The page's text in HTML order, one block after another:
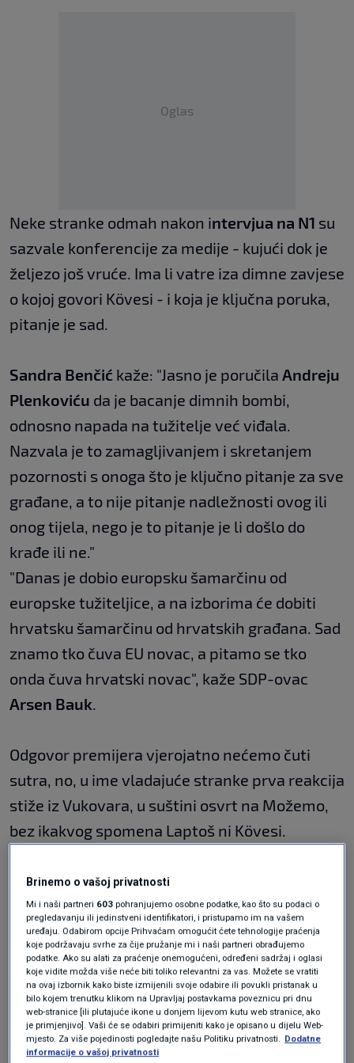
Oglas
Neke stranke odmah nakon intervjua na N1 su
sazvale konferencije za medije - kujući dok je
željezo još vruće. Ima li vatre iza dimne zavjese
o kojoj govori Kövesi - i koja je ključna poruka,
pitanje je sad.
Sandra Benčić kaže: "Jasno je poručila Andreju
Plenkoviću da je bacanje dimnih bombi,
odnosno napada na tužitelje već viđala.
Nazvala je to zamagljivanjem i skretanjem
pozornosti s onoga što je ključno pitanje za sve
građane, a to nije pitanje nadležnosti ovog ili
onog tijela, nego je to pitanje je li došlo do
krađe ili ne."
"Danas je dobio europsku šamarčinu od
europske tužiteljice, a na izborima će dobiti
hrvatsku šamarčinu od hrvatskih građana. Sad
znamo tko čuva EU novac, a pitamo se tko
onda čuva hrvatski novac", kaže SDP-ovac
Arsen Bauk.
Odgovor premijera vjerojatno nećemo čuti
sutra, no, u ime vladajuće stranke prva reakcija
stiže iz Vukovara, u suštini osvrt na Možemo,
bez ikakvog spomena Laptoš ni Kövesi.
"To što tražimo da svaka institucija radi
sukladno svome djelokrugu, odnosno da
državne institucije gledaju ukoliko je došlo do
štete za državni proračun, europske ukoliko je
došlo do štete za europski proračun, pokazuje
samo da želimo da se svaka eventualna
zloporaba istraži do kraja", poručuje HDZ-ovac
Nikola Mažar.
Brinemo o vašoj privatnosti
Mi i naši partneri 603 pohranjujemo osobne podatke, kao što su podaci o
pregledavanju ili jedinstveni identifikatori, i pristupamo im na vašem
uređaju. Odabirom opcije Prihvaćam omogućit ćete tehnologije praćenja
koje podržavaju svrhe za čije pružanje mi i naši partneri obrađujemo
podatke. Ako su alati za praćenje onemogućeni, određeni sadržaj i oglasi
koje vidite možda više neće biti toliko relevantni za vas. Možete se vratiti
na ovaj izbornik kako biste izmijenili svoje odabire ili povukli pristanak u
bilo kojem trenutku klikom na Upravljaj postavkama poveznicu pri dnu
web-stranice [ili plutajuće ikone u donjem lijevom kutu web stranice, ako
je primjenjivo]. Vaši će se odabiri primijeniti kako je opisano u dijelu Web-
mjesto. Za više pojedinosti pogledajte našu Politiku privatnosti. Dodatne
informacije o vašoj privatnosti